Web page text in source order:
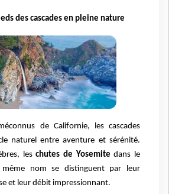
des cascades en pleine nature
de Californie, les cascades
naturel entre aventure et sérénité.
leschutes de Yosemite dans le
nom se distinguent par leur
et leur débit impressionnant.